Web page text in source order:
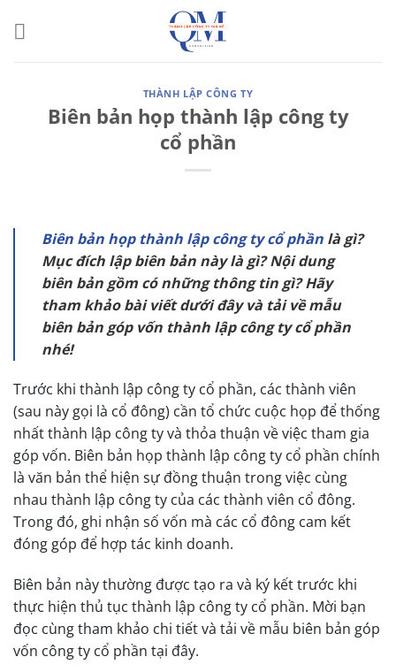
qua
THÀNH LẬP CÔNG TY
Biên bản họp thành lập công ty
cổ phần
Biên bản họp thành lập công ty cổ phần là gì?
Mục đích lập biên bản này là gì? Nội dung
biên bản gồm có những thông tin gì? Hãy
tham khảo bài viết dưới đây và tải về mẫu
biên bản góp vốn thành lập công ty cổ phần
nhé!
Trước khi thành lập công ty cổ phần, các thành viên
(sau này gọi là cổ đông) cần tổ chức cuộc họp để thống
nhất thành lập công ty và thỏa thuận về việc tham gia
góp vốn. Biên bản họp thành lập công ty cổ phần chính
là văn bản thể hiện sự đồng thuận trong việc cùng
nhau thành lập công ty của các thành viên cổ đông.
Trong đó, ghi nhận số vốn mà các cổ đông cam kết
đóng góp để hợp tác kinh doanh.
Biên bản này thường được tạo ra và ký kết trước khi
thực hiện thủ tục thành lập công ty cổ phần. Mời bạn
đọc cùng tham khảo chi tiết và tải về mẫu biên bản góp
vốn công ty cổ phần tại đây.